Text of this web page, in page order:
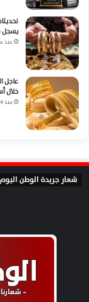
يسجل 6966 جنيهًا وسط ترقب الأسواق العالمية
منذ
خلال
منذ 4 ساعات
شعار جريدة الوطن اليوم